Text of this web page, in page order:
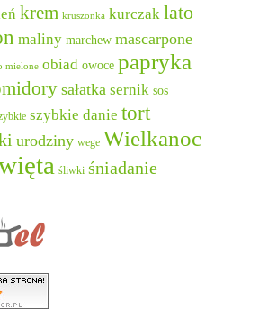
krem kruszonka kurczak lato
maliny marchew mascarpone
mielone obiad owoce papryka
sałatka sernik sos
szybkie danie tort
urodziny wege Wielkanoc
śliwki śniadanie